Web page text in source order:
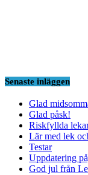
Senaste inläggen
Glad
Glad påsk!
Riskfyllda
Lär med lek
Testar
Uppdatering
God jul från